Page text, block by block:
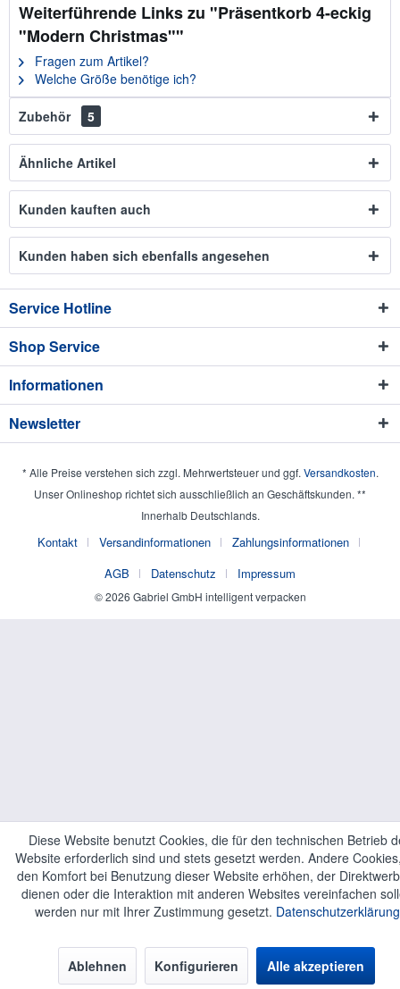
Weiterführende Links zu "Präsentkorb 4-eckig
"Modern Christmas""
Fragen zum Artikel?
Welche Größe benötige ich?
Zubehör 5
Ähnliche Artikel
Kunden kauften auch
Kunden haben sich ebenfalls angesehen
Service Hotline
Shop Service
Informationen
Newsletter
* Alle Preise verstehen sich zzgl. Mehrwertsteuer und ggf. Versandkosten.
Unser Onlineshop richtet sich ausschließlich an Geschäftskunden. **
Innerhalb Deutschlands.
Kontakt Versandinformationen
Zahlungsinformationen
AGB
Datenschutz Impressum
© 2026 Gabriel GmbH intelligent verpacken
Diese Website benutzt Cookies, die für den technischen Betrieb
Website erforderlich sind und stets gesetzt werden. Andere
den Komfort bei Benutzung dieser Website erhöhen, der
dienen oder die Interaktion mit anderen Websites vereinfachen
werden nur mit Ihrer Zustimmung gesetzt.
Ablehnen Konfigurieren Alle akzeptieren